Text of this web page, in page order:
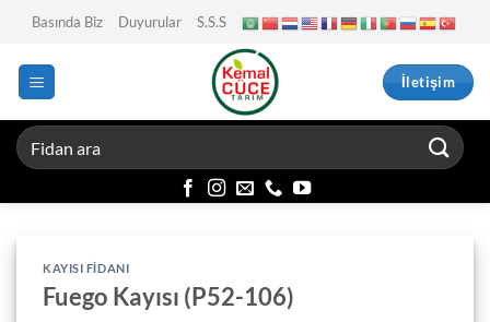
İçeriğeBasında Biz Duyurular S.S.S
İletişim
KAYISI FIDANI
Fuego Kayısı (P52-106)